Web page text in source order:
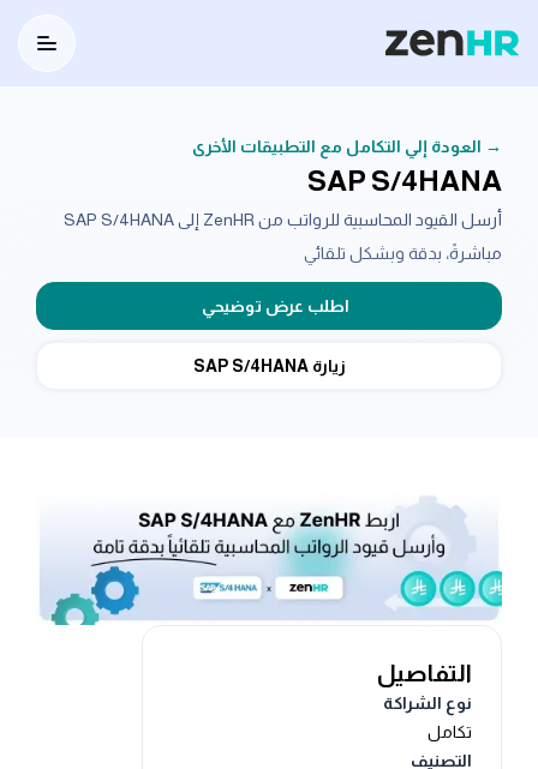
→ العودة إلي التكامل مع التطبيقات الأخرى
SAP S/4HANA
أرسل القيود المحاسبية للرواتب من ZenHR إلى SAP S/4HANA
مباشرةً، بدقة وبشكل تلقائي
اطلب عرض توضيحي
زيارة SAP S/4HANA
التفاصيل
نوع الشراكة
تكامل
التصنيف